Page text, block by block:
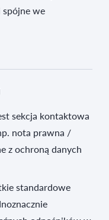
spójne we
sekcja kontaktowa
nota prawna /
z ochroną danych
standardowe